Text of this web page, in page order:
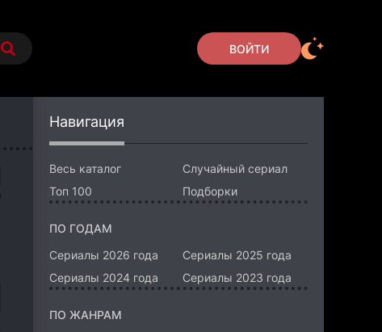
ВОЙТИ
Навигация
Весь каталог
Случайный сериал
Топ 100
Подборки
ПО ГОДАМ
Сериалы 2026 года
Сериалы 2025 года
Сериалы 2024 года
Сериалы 2023 года
ПО ЖАНРАМ